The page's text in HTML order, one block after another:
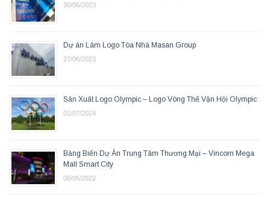
30/06/2023
Dự án Làm Logo Tòa Nhà Masan Group
27/06/2023
Sản Xuất Logo Olympic – Logo Vòng Thế Vận Hội Olympic
01/07/2024
Bảng Biển Dự Án Trung Tâm Thương Mại – Vincom Mega
Mall Smart City
06/05/2022